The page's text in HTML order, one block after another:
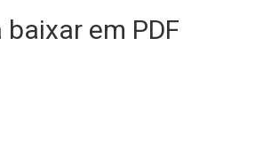
em PDF